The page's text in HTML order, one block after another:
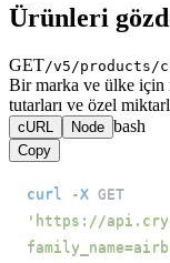
Ürünleri
GET/v5/products/
Bir marka ve ülke için
tutarları ve özel
cURL Node bash
Copy
curl -X
'https://